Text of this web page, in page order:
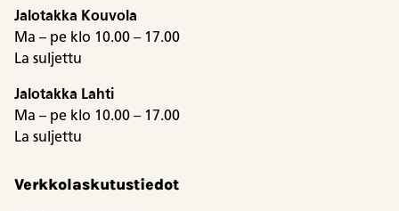
Jalotakka Kouvola
Ma – pe klo 10.00 – 17.00
La suljettu
Jalotakka Lahti
Ma – pe klo 10.00 – 17.00
La suljettu
Verkkolaskutustiedot